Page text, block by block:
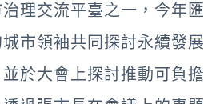
理交流平臺之一，今年匯
市領袖共同探討永續發展
於大會上探討推動可負擔